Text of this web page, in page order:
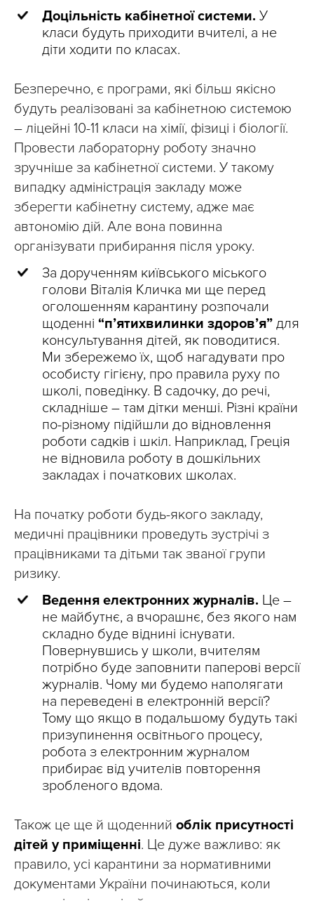
Доцільність кабінетної системи. У
класи будуть приходити вчителі, а не
діти ходити по класах.
Безперечно, є програми, які більш якісно
будуть реалізовані за кабінетною системою
– ліцейні 10-11 класи на хімії, фізиці і біології.
Провести лабораторну роботу значно
зручніше за кабінетної системи. У такому
випадку адміністрація закладу може
зберегти кабінетну систему, адже має
автономію дій. Але вона повинна
організувати прибирання після уроку.
За дорученням київського міського
голови Віталія Кличка ми ще перед
оголошенням карантину розпочали
щоденні “п’ятихвилинки здоров’я” для
консультування дітей, як поводитися.
Ми збережемо їх, щоб нагадувати про
особисту гігієну, про правила руху по
школі, поведінку. В садочку, до речі,
складніше – там дітки менші. Різні країни
по-різному підійшли до відновлення
роботи садків і шкіл. Наприклад, Греція
не відновила роботу в дошкільних
закладах і початкових школах.
На початку роботи будь-якого закладу,
медичні працівники проведуть зустрічі з
працівниками та дітьми так званої групи
ризику.
Ведення електронних журналів. Це –
не майбутнє, а вчорашнє, без якого нам
складно буде віднині існувати.
Повернувшись у школи, вчителям
потрібно буде заповнити паперові версії
журналів. Чому ми будемо наполягати
на переведені в електронній версії?
Тому що якщо в подальшому будуть такі
призупинення освітнього процесу,
робота з електронним журналом
прибирає від учителів повторення
зробленого вдома.
Також це ще й щоденний облік присутності
дітей у приміщенні. Це дуже важливо: як
правило, усі карантини за нормативними
документами України починаються, коли